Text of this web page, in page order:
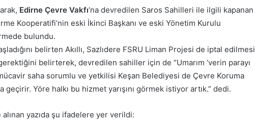
Edirne Çevre Vakfı‘na devredilen Saros Sahilleri ile ilgili kapanan
Kooperatifi’nin eski İkinci Başkanı ve eski Yönetim Kurulu
bulundu.
belirten Akıllı, Sazlıdere FSRU Liman Projesi de iptal edilmesi
belirterek, devredilen sahiller için de “Umarım ‘verin parayı
mücavir saha sorumlu ve yetkilisi Keşan Belediyesi de Çevre Koruma
Yöre halkı bu hizmet yarışını görmek istiyor artık.” dedi.
alınan yazıda şu ifadelere yer verildi: